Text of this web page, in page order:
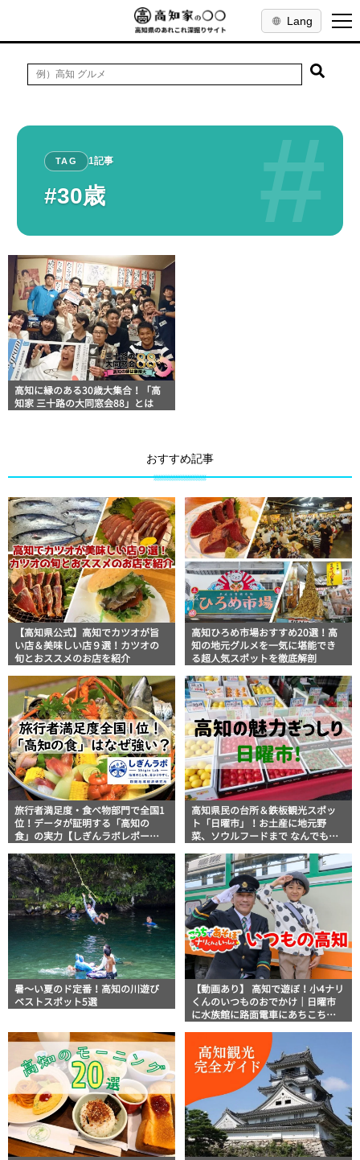
Lang
#
TAG 1記事
#30歳
高知に縁のある30歳大集合！「高
知家 三十路の大同窓会88」とは
おすすめ記事
【高知県公式】高知でカツオが旨
い店＆美味しい店９選！カツオの
旬とおススメのお店を紹介
高知ひろめ市場おすすめ20選！高
知の地元グルメを一気に堪能でき
る超人気スポットを徹底解剖
旅行者満足度・食べ物部門で全国1
位！データが証明する「高知の
食」の実力【しぎんラボレポー
高知県民の台所＆鉄板観光スポッ
ト「日曜市」！お土産に地元野
菜、ソウルフードまで なんでもそ
説！
暑～い夏のド定番！高知の川遊び
ベストスポット5選
【動画あり】 高知で遊ぼ！小4ナリ
くんのいつものおでかけ｜日曜市
に水族館に路面電車にあちこち巡